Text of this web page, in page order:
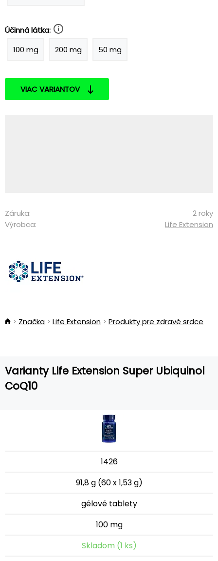
Účinná látka:
100 mg
200 mg 50 mg
VIAC VARIANTOV
Záruka:
2 roky
Výrobca:
Life Extension
Značka Life Extension Produkty pre zdravé srdce
Varianty Life Extension Super Ubiquinol
CoQ10
1426
91,8 g (60 x 1,53 g)
gélové tablety
100 mg
Skladom (1 ks)